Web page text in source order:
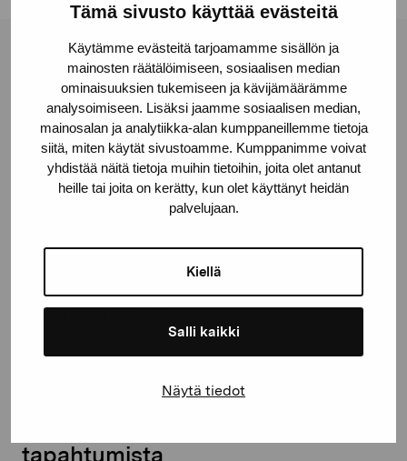
Tämä sivusto käyttää evästeitä
Käytämme evästeitä tarjoamamme sisällön ja
mainosten räätälöimiseen, sosiaalisen median
ominaisuuksien tukemiseen ja kävijämäärämme
analysoimiseen. Lisäksi jaamme sosiaalisen median,
mainosalan ja analytiikka-alan kumppaneillemme tietoja
siitä, miten käytät sivustoamme. Kumppanimme voivat
yhdistää näitä tietoja muihin tietoihin, joita olet antanut
heille tai joita on kerätty, kun olet käyttänyt heidän
palvelujaan.
Kiellä
Salli kaikki
Näytä tiedot
Pro Artibus -säätiö
Kustaa Vaasan katu 11
10600 Tammisaari
proartibus@proartibus.fi
+358 (0)50 371 6339
Ota yhteyttä
tapahtumista